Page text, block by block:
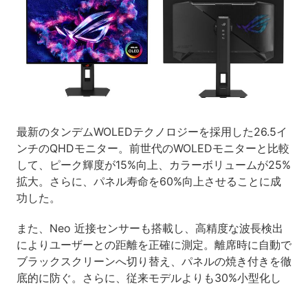
最新のタンデムWOLEDテクノロジーを採用した26.5イ
ンチのQHDモニター。前世代のWOLEDモニターと比較
して、ピーク輝度が15%向上、カラーボリュームが25%
拡大。さらに、パネル寿命を60%向上させることに成
功した。
また、Neo 近接センサーも搭載し、高精度な波長検出
によりユーザーとの距離を正確に測定。離席時に自動で
ブラックスクリーンへ切り替え、パネルの焼き付きを徹
底的に防ぐ。さらに、従来モデルよりも30%小型化し